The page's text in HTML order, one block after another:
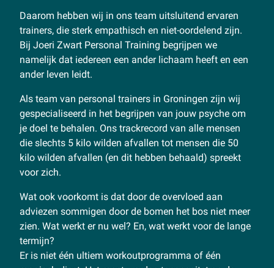
Daarom hebben wij in ons team uitsluitend ervaren
trainers, die sterk empathisch en niet-oordelend zijn.
Bij Joeri Zwart Personal Training begrijpen we
namelijk dat iedereen een ander lichaam heeft en een
ander leven leidt.
Als team van personal trainers in Groningen zijn wij
gespecialiseerd in het begrijpen van jouw psyche om
je doel te behalen. Ons trackrecord van alle mensen
die slechts 5 kilo wilden afvallen tot mensen die 50
kilo wilden afvallen (en dit hebben behaald) spreekt
voor zich.
Wat ook voorkomt is dat door de overvloed aan
adviezen sommigen door de bomen het bos niet meer
zien. Wat werkt er nu wel? En, wat werkt voor de lange
termijn?
Er is niet één ultiem workoutprogramma of één